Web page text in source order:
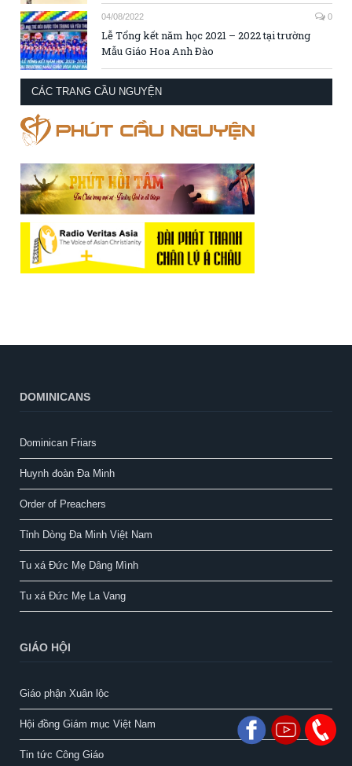
04/08/2022 0
Lễ Tổng kết năm học 2021 – 2022 tại trường
Mẫu Giáo Hoa Anh Đào
CÁC TRANG CẦU NGUYỆN
DOMINICANS
Dominican Friars
Huynh đoàn Đa Minh
Order of Preachers
Tỉnh Dòng Đa Minh Việt Nam
Tu xá Đức Mẹ Dâng Mình
Tu xá Đức Mẹ La Vang
GIÁO HỘI
Giáo phận Xuân lộc
Hội đồng Giám mục Việt Nam
Tin tức Công Giáo